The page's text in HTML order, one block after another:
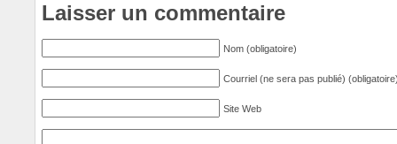
Laisser un commentaire
Nom (obligatoire)
Courriel (ne sera pas publié)
Site Web